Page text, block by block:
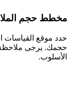
مخطط حجم
حدد موقع القياسات
حجمك. يرجى ملاحظة
الأسلوب.